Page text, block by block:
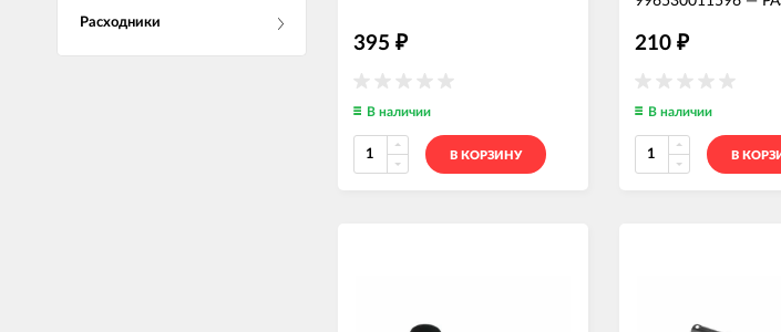
Расходники
395 ₽
В наличии
В КОРЗИНУ
210 ₽
В наличии
В